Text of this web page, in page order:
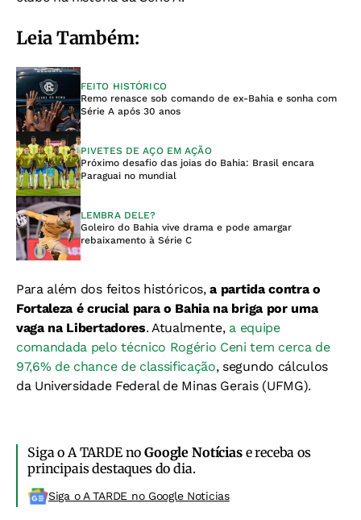
Leia Também:
FEITO HISTÓRICO
Remo renasce sob comando de ex-Bahia e sonha com
Série A após 30 anos
PIVETES DE AÇO EM AÇÃO
Próximo desafio das joias do Bahia: Brasil encara
Paraguai no mundial
LEMBRA DELE?
Goleiro do Bahia vive drama e pode amargar
rebaixamento à Série C
Para além dos feitos históricos,a partida contra o
Fortaleza é crucial para o Bahia na briga por uma
vaga na Libertadores. Atualmente, a equipe
comandada pelo técnico Rogério Ceni tem cerca de
97,6% de chance de classificação, segundo cálculos
da Universidade Federal de Minas Gerais (UFMG).
Siga o A TARDE noGoogle Notíciase receba os
principais destaques do dia.
Siga o A TARDE no Google Noticias